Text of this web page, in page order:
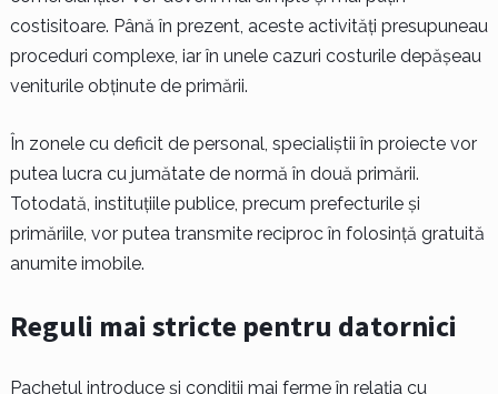
costisitoare. Până în prezent, aceste activități presupuneau
proceduri complexe, iar în unele cazuri costurile depășeau
veniturile obținute de primării.
În zonele cu deficit de personal, specialiștii în proiecte vor
putea lucra cu jumătate de normă în două primării.
Totodată, instituțiile publice, precum prefecturile și
primăriile, vor putea transmite reciproc în folosință gratuită
anumite imobile.
Reguli mai stricte pentru datornici
Pachetul introduce și condiții mai ferme în relația cu